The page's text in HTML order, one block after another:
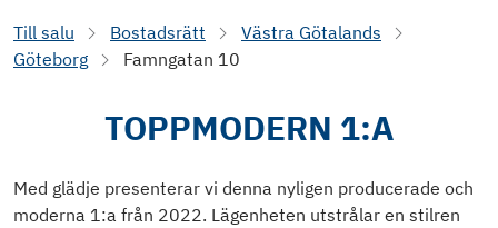
Till salu Bostadsrätt
Västra Götalands
Göteborg
Famngatan 10
TOPPMODERN 1:A
Med glädje presenterar vi denna nyligen producerade och
moderna 1:a från 2022. Lägenheten utstrålar en stilren